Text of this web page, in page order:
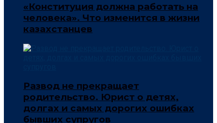
«Конституция должна работать на
человека». Что изменится в жизни
казахстанцев
Развод не прекращает
родительство. Юрист о детях,
долгах и самых дорогих ошибках
бывших супругов